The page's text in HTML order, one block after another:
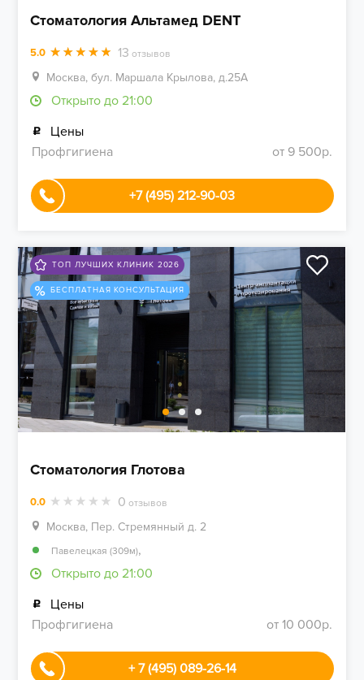
Стоматология Альтамед DENT
5.0 13 отзывов
Москва, бул. Маршала Крылова, д.25А
Открыто до 21:00
Цены
Профгигиена
от 9 500р.
+7 (495) 212-90-03
ТОП ЛУЧШИХ КЛИНИК 2026
БЕСПЛАТНАЯ КОНСУЛЬТАЦИЯ
Стоматология Глотова
0.0 0 отзывов
Москва, Пер. Стремянный д. 2
Павелецкая (309м),
Открыто до 21:00
Цены
Профгигиена
от 10 000р.
+ 7 (495) 089-26-14